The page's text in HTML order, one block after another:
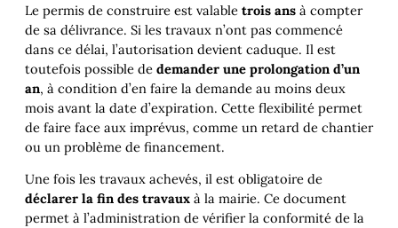
Le permis de construire est valable trois ans à compter
de sa délivrance. Si les travaux n’ont pas commencé
dans ce délai, l’autorisation devient caduque. Il est
toutefois possible de demander une prolongation d’un
an, à condition d’en faire la demande au moins deux
mois avant la date d’expiration. Cette flexibilité permet
de faire face aux imprévus, comme un retard de chantier
ou un problème de financement.
Une fois les travaux achevés, il est obligatoire de
déclarer la fin des travaux à la mairie. Ce document
permet à l’administration de vérifier la conformité de la